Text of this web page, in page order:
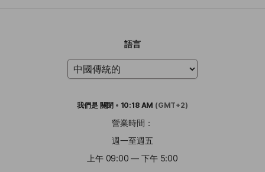
語言
我們是 關閉 • 10:18 AM (GMT+2)
營業時間：
週一至週五
上午 09:00 — 下午 5:00